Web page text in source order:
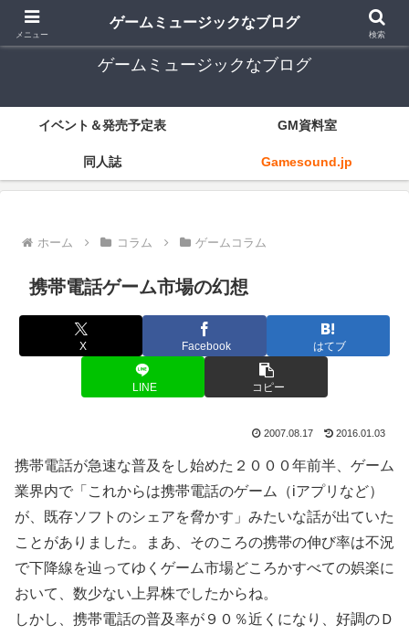
ゲーム音楽とレトロゲー中心
ゲームミュージックなブログ
イベント＆発売予定表 GM資料室
同人誌 Gamesound.jp
ホーム コラム ゲームコラム
携帯電話ゲーム市場の幻想
X Facebook はてブ
LINE コピー
2007.08.17 2016.01.03
携帯電話が急速な普及をし始めた２０００年前半、ゲーム
業界内で「これからは携帯電話のゲーム（iアプリなど）
が、既存ソフトのシェアを脅かす」みたいな話が出ていた
ことがありました。まあ、そのころの携帯の伸び率は不況
で下降線を辿ってゆくゲーム市場どころかすべての娯楽に
おいて、数少ない上昇株でしたからね。
しかし、携帯電話の普及率が９０％近くになり、好調のＤ
メニュー
ゲームミュージックなブログ
検索